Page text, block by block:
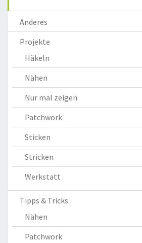
Anderes
Projekte
Häkeln
Nähen
Nur mal zeigen
Patchwork
Sticken
Stricken
Werkstatt
Tipps & Tricks
Nähen
Patchwork